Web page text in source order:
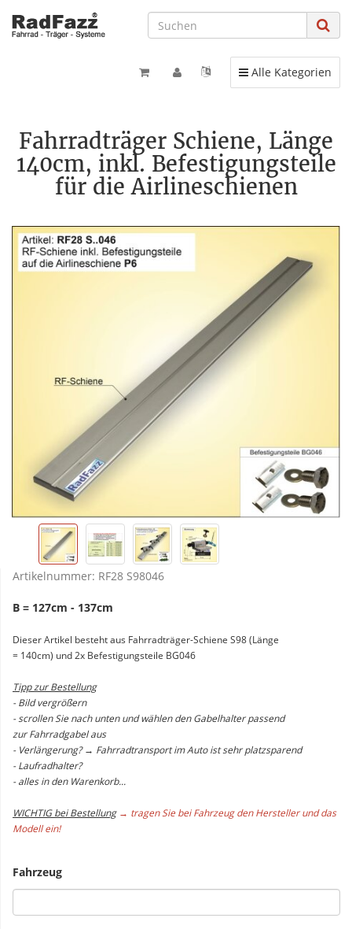
Toggle navigation
Alle Kategorien
Fahrradträger Schiene, Länge
140cm, inkl. Befestigungsteile
für die Airlineschienen
Artikelnummer: RF28 S98046
B = 127cm - 137cm
Dieser Artikel besteht aus Fahrradträger-Schiene S98 (Länge
= 140cm) und 2x Befestigungsteile BG046
Tipp zur Bestellung
- Bild vergrößern
- scrollen Sie nach unten und wählen den Gabelhalter passend
zur Fahrradgabel aus
- Verlängerung? → Fahrradtransport im Auto ist sehr platzsparend
- Laufradhalter?
- alles in den Warenkorb...
WICHTIG bei Bestellung → tragen Sie bei Fahrzeug den Hersteller und das
Modell ein!
Fahrzeug